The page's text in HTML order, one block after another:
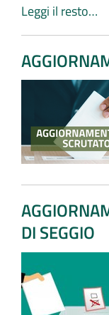
Leggi il resto…
DI SEGGIO